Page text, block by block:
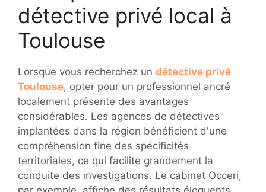
détective privé local à
Toulouse
Lorsque vous recherchez un détective privé
Toulouse, opter pour un professionnel ancré
localement présente des avantages
considérables. Les agences de détectives
implantées dans la région bénéficient d'une
compréhension fine des spécificités
territoriales, ce qui facilite grandement la
conduite des investigations. Le cabinet Occeri,